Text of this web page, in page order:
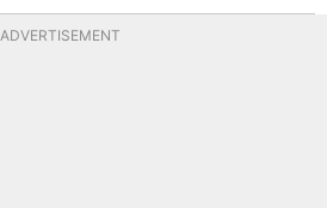
ADVERTISEMENT